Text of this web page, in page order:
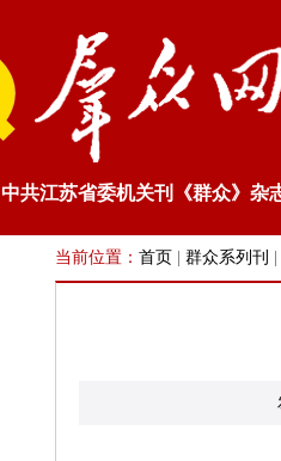
中共江苏省委机关刊《群众》杂
当前位置： 首页 群众系列刊